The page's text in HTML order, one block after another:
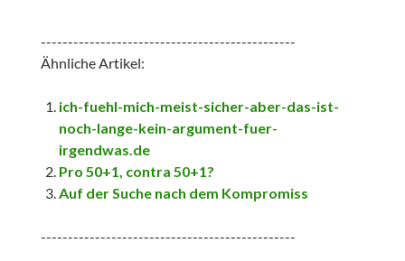
-----------------------------------------------
Ähnliche Artikel:
ich-fuehl-mich-meist-sicher-aber-das-ist-
noch-lange-kein-argument-fuer-
irgendwas.de
Pro 50+1, contra 50+1?
Auf der Suche nach dem Kompromiss
-----------------------------------------------